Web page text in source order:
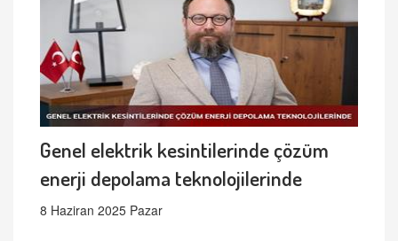
Genel elektrik kesintilerinde çözüm
enerji depolama teknolojilerinde
8 Haziran 2025 Pazar